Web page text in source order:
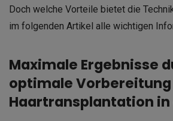
Doch welche Vorteile bietet die
im folgenden Artikel alle wichtigen
Maximale Ergebnisse
optimale
Haartransplantation in